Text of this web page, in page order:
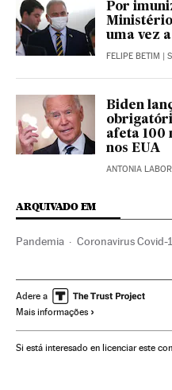
Por
Ministério
uma vez
FELIPE BETIM |
Biden
afeta 100
nos EUA
ANTONIA
ARQUIVADO EM
Pandemia Coronavirus Covid-
Anistia Internacional Direitos
Desigualdade econômica
Imunologia Pobreza
Adere a
Mais informações
Si está interesado en licenciar este